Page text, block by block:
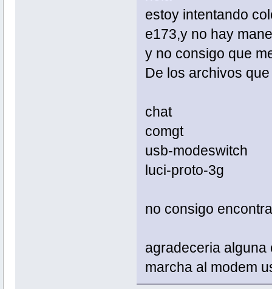
estoy intentando
e173,y no hay
y no consigo que
De los archivos
chat
comgt
usb-modeswitch
luci-proto-3g
no consigo
agradeceria alguna
marcha al modem